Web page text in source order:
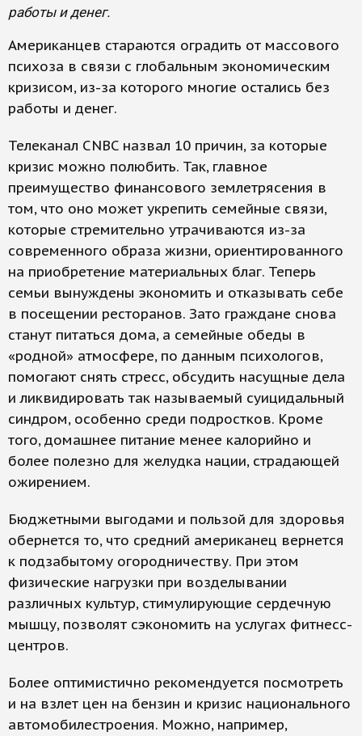
работы и денег.
Американцев стараются оградить от массового
психоза в связи с глобальным экономическим
кризисом, из-за которого многие остались без
работы и денег.
Телеканал CNBC назвал 10 причин, за которые
кризис можно полюбить. Так, главное
преимущество финансового землетрясения в
том, что оно может укрепить семейные связи,
которые стремительно утрачиваются из-за
современного образа жизни, ориентированного
на приобретение материальных благ. Теперь
семьи вынуждены экономить и отказывать себе
в посещении ресторанов. Зато граждане снова
станут питаться дома, а семейные обеды в
«родной» атмосфере, по данным психологов,
помогают снять стресс, обсудить насущные дела
и ликвидировать так называемый суицидальный
синдром, особенно среди подростков. Кроме
того, домашнее питание менее калорийно и
более полезно для желудка нации, страдающей
ожирением.
Бюджетными выгодами и пользой для здоровья
обернется то, что средний американец вернется
к подзабытому огородничеству. При этом
физические нагрузки при возделывании
различных культур, стимулирующие сердечную
мышцу, позволят сэкономить на услугах фитнесс-
центров.
Более оптимистично рекомендуется посмотреть
и на взлет цен на бензин и кризис национального
автомобилестроения. Можно, например,